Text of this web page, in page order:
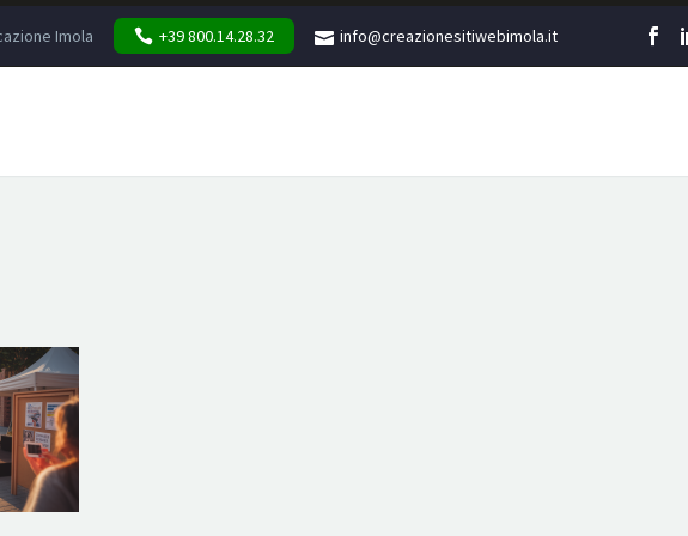
Imola +39 800.14.28.32 info@creazionesitiwebimola.it